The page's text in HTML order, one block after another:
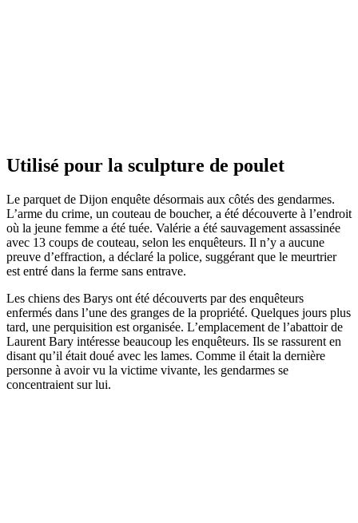
Utilisé pour la sculpture de poulet
Le parquet de Dijon enquête désormais aux côtés des gendarmes.
L’arme du crime, un couteau de boucher, a été découverte à l’endroit
où la jeune femme a été tuée. Valérie a été sauvagement assassinée
avec 13 coups de couteau, selon les enquêteurs. Il n’y a aucune
preuve d’effraction, a déclaré la police, suggérant que le meurtrier
est entré dans la ferme sans entrave.
Les chiens des Barys ont été découverts par des enquêteurs
enfermés dans l’une des granges de la propriété. Quelques jours plus
tard, une perquisition est organisée. L’emplacement de l’abattoir de
Laurent Bary intéresse beaucoup les enquêteurs. Ils se rassurent en
disant qu’il était doué avec les lames. Comme il était la dernière
personne à avoir vu la victime vivante, les gendarmes se
concentraient sur lui.